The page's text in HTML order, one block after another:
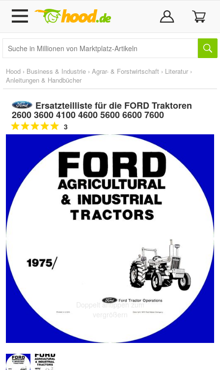
Hood › Business & Industrie › Agrar- & Forstwirtschaft › Literatur ›
Anleitungen & Handbücher
Ersatzteilliste für die FORD Traktoren
2600 3600 4100 4600 5600 6600 7600
3
Doppelt antippen zum
vergrößern